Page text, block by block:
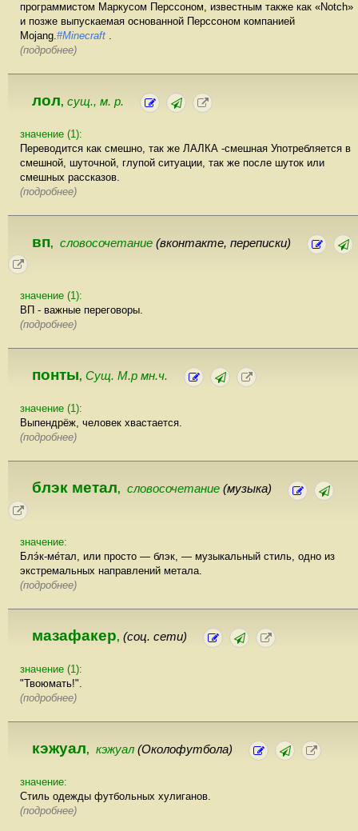
программистом Маркусом Перссоном, известным также как «Notch»
и позже выпускаемая основанной Перссоном компанией
Mojang.#Minecraft .
(подробнее)
лол, сущ., м. р.
значение (1):
Переводится как смешно, так же ЛАЛКА -смешная Употребляется в
смешной, шуточной, глупой ситуации, так же после шуток или
смешных рассказов.
(подробнее)
вп, словосочетание (вконтакте, переписки)
значение (1):
ВП - важные переговоры.
(подробнее)
понты, Сущ. М.р мн.ч.
значение (1):
Выпендрёж, человек хвастается.
(подробнее)
блэк метал, словосочетание (музыка)
значение:
Блэ́к-ме́тал, или просто — блэк, — музыкальный стиль, одно из
экстремальных направлений метала.
(подробнее)
мазафакер, (соц. сети)
значение (1):
"Твоюмать!".
(подробнее)
кэжуал, кэжуал (Околофутбола)
значение:
Стиль одежды футбольных хулиганов.
(подробнее)